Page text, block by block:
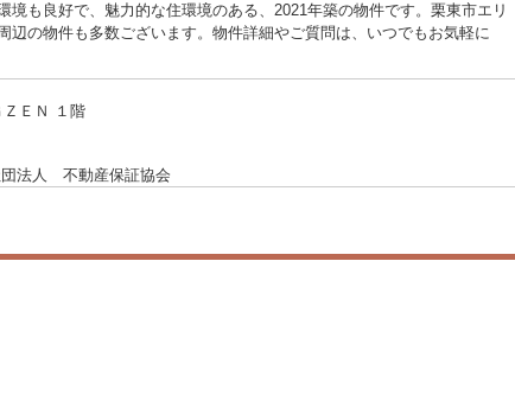
も良好で、魅力的な住環境のある、2021年築の物件です。栗東市エリ
辺の物件も多数ございます。物件詳細やご質問は、いつでもお気軽に
ＥＮ １階
法人 不動産保証協会